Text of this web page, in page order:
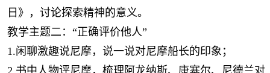
日》，讨论探索精神的意义。
教学主题二：“正确评价他人”
1.闲聊激趣说尼摩，说一说对尼摩船长的印象；
2.书中人物评尼摩，梳理阿龙纳斯、康塞尔、尼德兰对